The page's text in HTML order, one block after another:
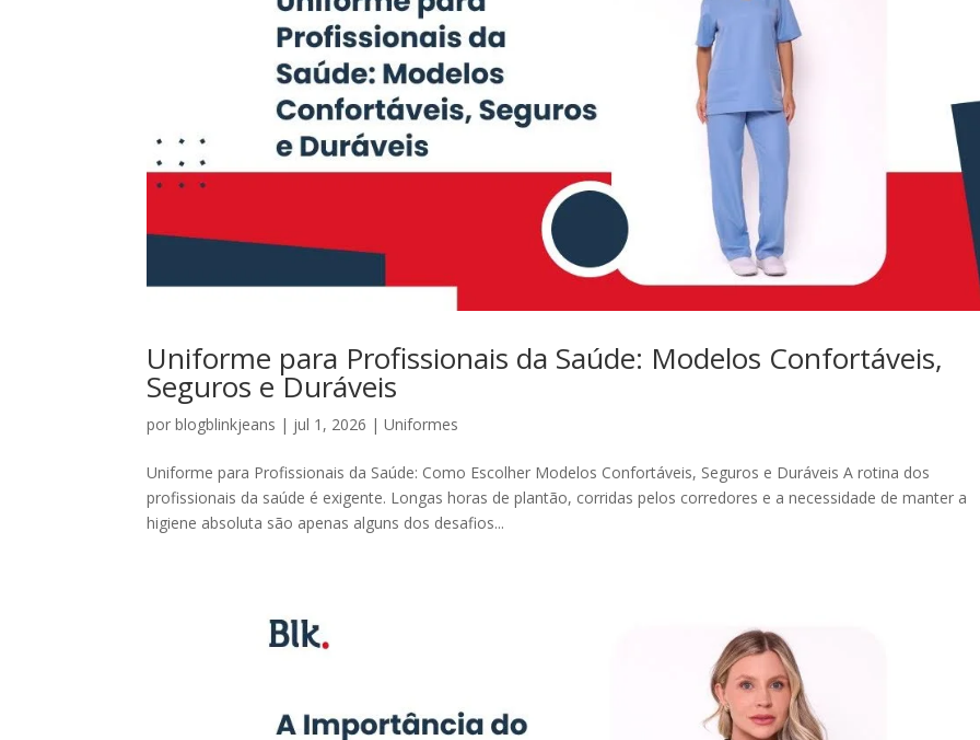
Uniforme para Profissionais da Saúde: Modelos Confortáveis,
Seguros e Duráveis
porblogblinkjeans | jul 1, 2026 |Uniformes
Uniforme para Profissionais da Saúde: Como Escolher Modelos Confortáveis, Seguros e Duráveis A rotina dos
profissionais da saúde é exigente. Longas horas de plantão, corridas pelos corredores e a necessidade de manter a
higiene absoluta são apenas alguns dos desafios...